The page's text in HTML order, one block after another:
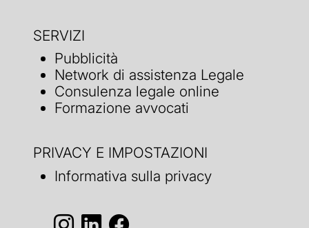
SERVIZI
Pubblicità
Network di assistenza Legale
Consulenza legale online
Formazione avvocati
PRIVACY E IMPOSTAZIONI
Informativa sulla privacy